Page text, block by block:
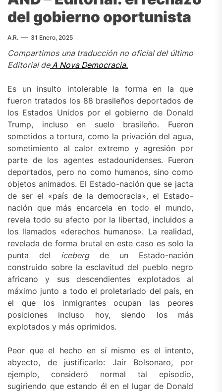
del gobierno oportunista
A.R. 31 Enero, 2025
Compartimos una traducción no oficial del último
Editorial deA Nova Democracia.
Es un insulto intolerable la forma en la que
fueron tratados los 88 brasileños deportados de
los Estados Unidos por el gobierno de Donald
Trump, incluso en suelo brasileño. Fueron
sometidos a tortura, como la privación del agua,
sometimiento al calor extremo y agresión por
parte de los agentes estadounidenses. Fueron
deportados, pero no como humanos, sino como
objetos animados. El Estado-nación que se jacta
de ser el «país de la democracia», el Estado-
nación que más encarcela en todo el mundo,
revela todo su afecto por la libertad, incluidos a
los llamados «derechos humanos». La realidad,
revelada de forma brutal en este caso es solo la
punta del icebergde un Estado-nación
construido sobre la esclavitud del pueblo negro
africano y sus descendientes explotados al
máximo junto a todo el proletariado del país, en
el que los inmigrantes ocupan las peores
posiciones incluso hoy, siendo los más
explotados y más oprimidos.
Peor que el hecho en sí mismo es el intento,
abyecto, de justificarlo: Jair Bolsonaro, por
ejemplo, consideró normal tal episodio,
sugiriendo que estando él en el lugar de Donald